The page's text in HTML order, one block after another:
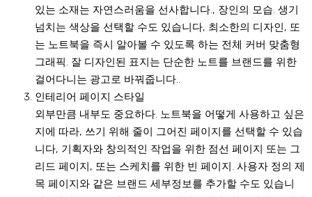
있는 소재는 자연스러움을 선사합니다., 장인의 모습. 생기
넘치는 색상을 선택할 수도 있습니다, 최소한의 디자인, 또
는 노트북을 즉시 알아볼 수 있도록 하는 전체 커버 맞춤형
그래픽. 잘 디자인된 표지는 단순한 노트를 브랜드를 위한
걸어다니는 광고로 바꿔줍니다..
인테리어 페이지 스타일
외부만큼 내부도 중요하다. 노트북을 어떻게 사용하고 싶은
지에 따라, 쓰기 위해 줄이 그어진 페이지를 선택할 수 있습
니다, 기획자와 창의적인 작업을 위한 점선 페이지 또는 그
리드 페이지, 또는 스케치를 위한 빈 페이지. 사용자 정의 제
목 페이지와 같은 브랜드 세부정보를 추가할 수도 있습니